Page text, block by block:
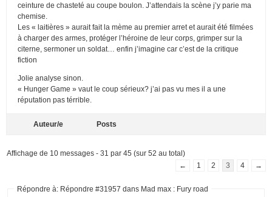
ceinture de chasteté au coupe boulon. J’attendais la scène j’y parie ma
chemise.
Les « laitières » aurait fait la mème au premier arret et aurait été filmées
à charger des armes, protéger l’héroine de leur corps, grimper sur la
citerne, sermoner un soldat… enfin j’imagine car c’est de la critique
fiction
Jolie analyse sinon.
« Hunger Game » vaut le coup sérieux? j’ai pas vu mes il a une
réputation pas térrible.
Auteur/e Posts
Affichage de 10 messages - 31 par 45 (sur 52 au total)
←
1 2 3 4 →
Répondre à: Répondre #31957 dans Mad max : Fury road